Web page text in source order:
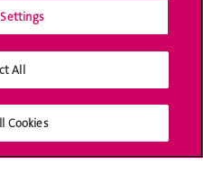
All
Cookies